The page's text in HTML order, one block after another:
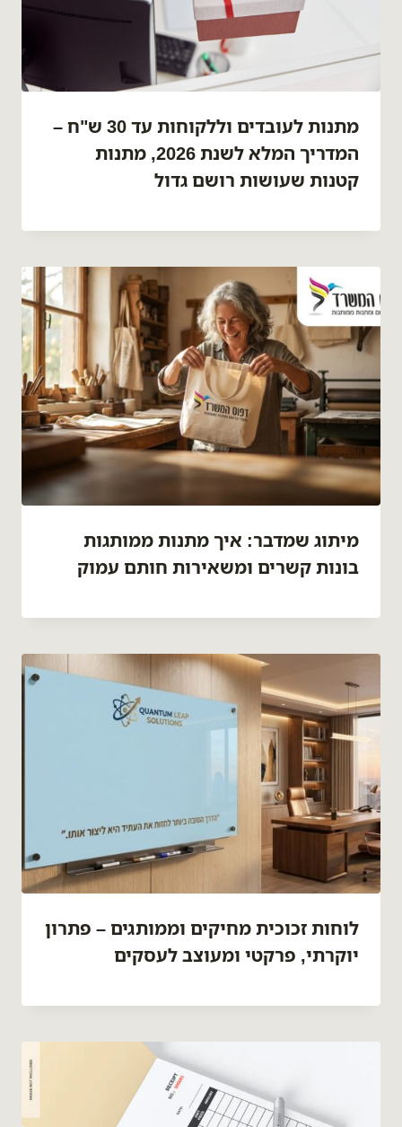
מתנות לעובדים וללקוחות עד 30 ש"ח –
המדריך המלא לשנת 2026, מתנות
קטנות שעושות רושם גדול
מיתוג שמדבר: איך מתנות ממותגות
בונות קשרים ומשאירות חותם עמוק
לוחות זכוכית מחיקים וממותגים – פתרון
יוקרתי, פרקטי ומעוצב לעסקים